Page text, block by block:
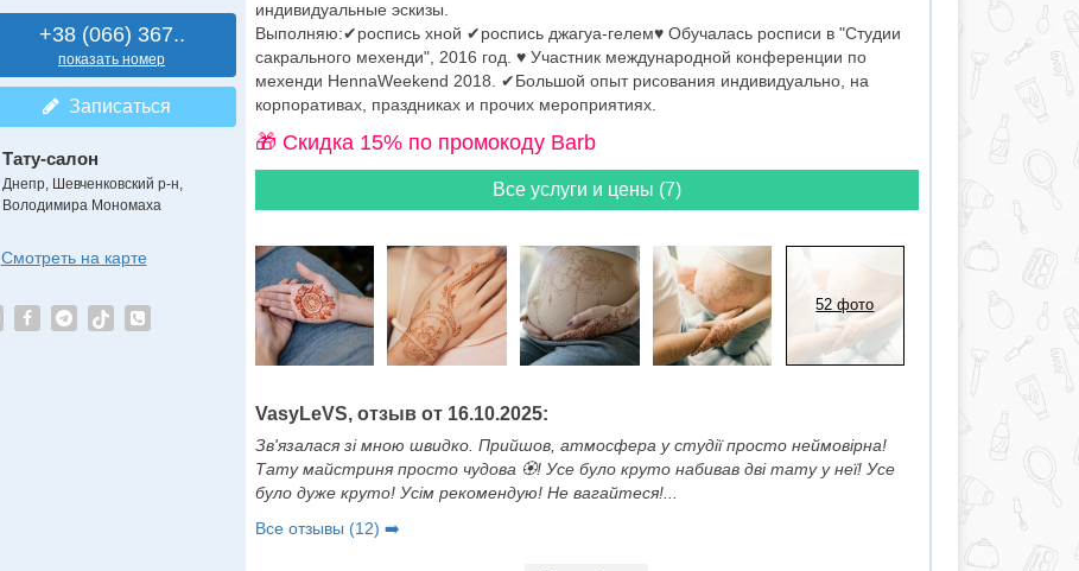
+38 (066) 367..
показать номер
Записаться
Тату-салон
Днепр, Шевченковский р-н,
Володимира Мономаха
Смотреть на карте
индивидуальные эскизы.
Выполняю:✔роспись хной ✔роспись джагуа-гелем♥ Обучалась росписи в "Студии
сакрального мехенди", 2016 год. ♥ Участник международной конференции по
мехенди HennaWeekend 2018. ✔Большой опыт рисования индивидуально, на
корпоративах, праздниках и прочих мероприятиях.
🎁 Cкидка 15% по промокоду Barb
Все услуги и цены (7)
52 фото
VasyLeVS, отзыв от 16.10.2025:
Зв'язалася зі мною швидко. Прийшов, атмосфера у студії просто неймовірна!
Тату майстриня просто чудова 🏵️! Усе було круто набивав дві тату у неї! Усе
було дуже круто! Усім рекомендую! Не вагайтеся!...
Все отзывы (12) ➡️